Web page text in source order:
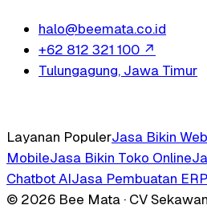
halo@beemata.co.id
+62 812 321 100 ↗
Tulungagung, Jawa Timur
Layanan PopulerJasa Bikin
MobileJasa Bikin Toko Online
Chatbot AIJasa Pembuatan ERP
© 2026 Bee Mata · CV